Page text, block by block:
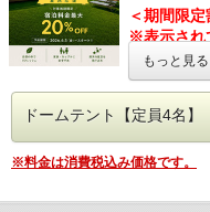
がっていま
大きな窓か
色は心を
【大浴場】
glampark
と回想館
利用いただ
※大人料金のみ
お問合せ
⇒
1日1組限
ちらもこだ
大分県中津
グ！
＜期間限
※表示され
​※キャンペ
す。
もっと見る
ドームテント【定員4名】
※料金は消費税込み価格です。